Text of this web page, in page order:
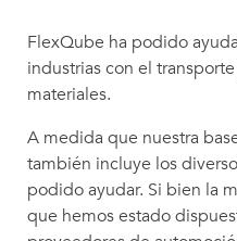
FlexQube ha podido
industrias con el
materiales.
A medida que nuestra
también incluye los
podido ayudar. Si bien la
que hemos estado